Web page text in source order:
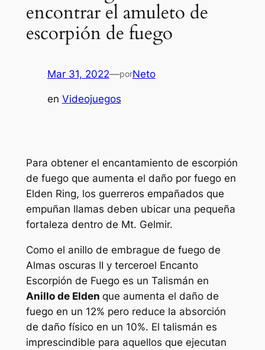
encontrar el amuleto de
escorpión de fuego
Mar 31, 2022—porNeto
en Videojuegos
Para obtener el encantamiento de escorpión
de fuego que aumenta el daño por fuego en
Elden Ring, los guerreros empañados que
empuñan llamas deben ubicar una pequeña
fortaleza dentro de Mt. Gelmir.
Como el anillo de embrague de fuego de
Almas oscuras II y terceroel Encanto
Escorpión de Fuego es un Talismán en
Anillo de Elden que aumenta el daño de
fuego en un 12% pero reduce la absorción
de daño físico en un 10%. El talismán es
imprescindible para aquellos que ejecutan